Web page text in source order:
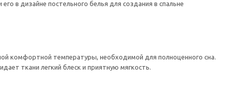
в дизайне постельного белья для создания в спальне
комфортной температуры, необходимой для полноценного сна.
ткани легкий блеск и приятную мягкость.